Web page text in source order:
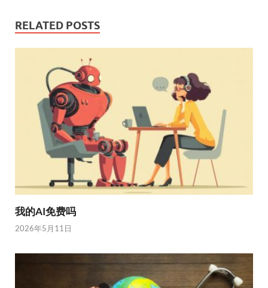
RELATED POSTS
我的AI免费吗
2026年5月11日